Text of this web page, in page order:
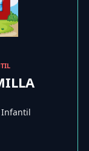
Infantil